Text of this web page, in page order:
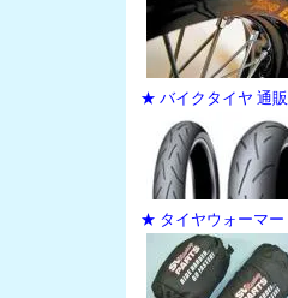
★ バイクタイヤ 通販
★ タイヤウォーマー